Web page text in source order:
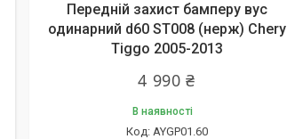
Передній захист бамперу вус
одинарний d60 ST008 (нерж) Chery
Tiggo 2005-2013
4 990 ₴
В наявності
AYGP01.60